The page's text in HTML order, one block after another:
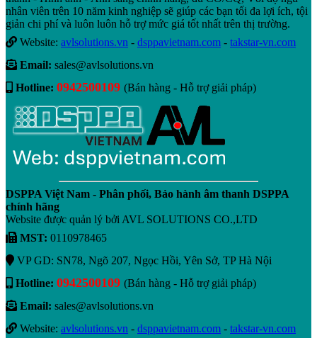
nhân viên trên 10 năm kinh nghiệp sẽ giúp các bạn tối đa lợi ích, tội
giản chi phí và luôn luôn hỗ trợ mức giá tốt nhất trên thị trường.
Website: avlsolutions.vn - dsppavietnam.com - takstar-vn.com
Email: sales@avlsolutions.vn
Hotline: 0942500109 (Bán hàng - Hỗ trợ giải pháp)
DSPPA Việt Nam - Phân phối, Bảo hành âm thanh DSPPA
chính hãng
Website được quản lý bởi AVL SOLUTIONS CO.,LTD
MST: 0110978465
VP GD: SN78, Ngõ 207, Ngọc Hồi, Yên Sở, TP Hà Nội
Hotline: 0942500109 (Bán hàng - Hỗ trợ giải pháp)
Email: sales@avlsolutions.vn
Website: avlsolutions.vn - dsppavietnam.com - takstar-vn.com